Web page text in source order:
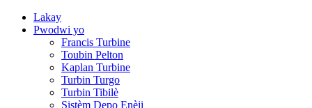
Lakay
Pwodwi yo
Francis Turbine
Toubin Pelton
Kaplan Turbine
Turbin Turgo
Turbin Tibilè
Sistèm Depo Enèji